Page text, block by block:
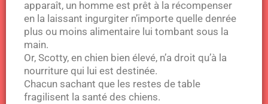
apparaît, un homme est prêt à la récompenser
en la laissant ingurgiter n’importe quelle denrée
plus ou moins alimentaire lui tombant sous la
main.
Or, Scotty, en chien bien élevé, n’a droit qu’à la
nourriture qui lui est destinée.
Chacun sachant que les restes de table
fragilisent la santé des chiens.